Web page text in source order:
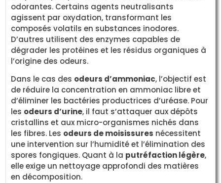
odorantes. Certains agents neutralisants
agissent par oxydation, transformant les
composés volatils en substances inodores.
D’autres utilisent des enzymes capables de
dégrader les protéines et les résidus organiques à
l’origine des odeurs.
Dans le cas des odeurs d’ammoniac, l’objectif est
de réduire la concentration en ammoniac libre et
d’éliminer les bactéries productrices d’uréase. Pour
les odeurs d’urine, il faut s’attaquer aux dépôts
cristallins et aux micro-organismes nichés dans
les fibres. Les odeurs de moisissures nécessitent
une intervention sur l’humidité et l’élimination des
spores fongiques. Quant à la putréfaction légère,
elle exige un nettoyage approfondi des matières
en décomposition.